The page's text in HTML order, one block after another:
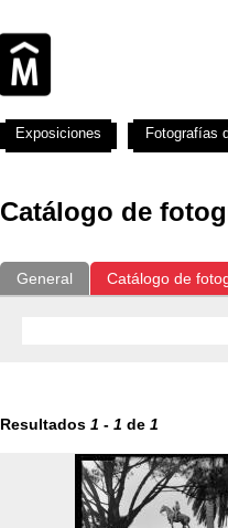
Catálogo de
General Catálogo de
Resultados 1 - 1 de 1
Exposiciones Fotografías